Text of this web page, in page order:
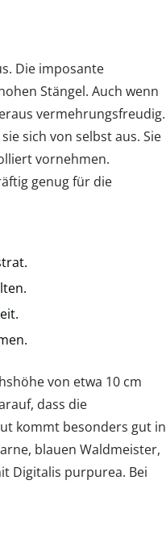
Die imposante
Stängel. Auch wenn
vermehrungsfreudig.
sich von selbst aus. Sie
vornehmen.
genug für die
von etwa 10 cm
dass die
kommt besonders gut in
blauen Waldmeister,
Digitalis purpurea. Bei